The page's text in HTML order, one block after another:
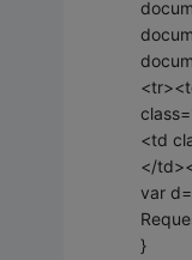
<td
</
var
}